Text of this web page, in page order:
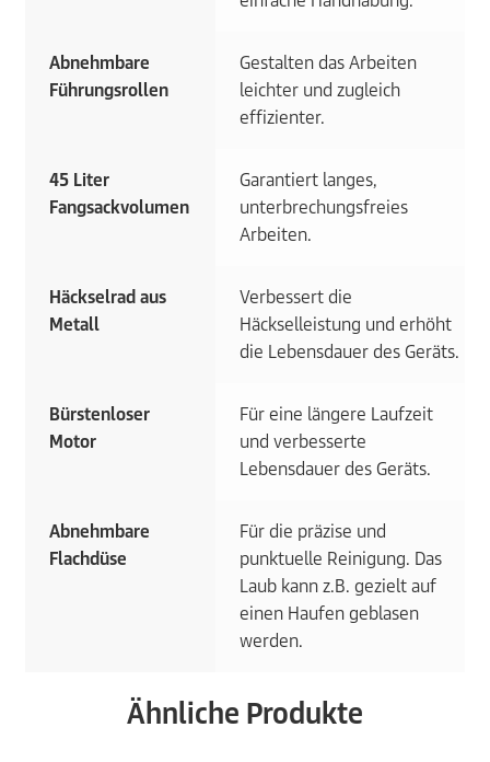
Abnehmbare
Führungsrollen
Gestalten das Arbeiten
leichter und zugleich
effizienter.
45 Liter
Fangsackvolumen
Garantiert langes,
unterbrechungsfreies
Arbeiten.
Häckselrad aus
Metall
Verbessert die
Häckselleistung und erhöht
die Lebensdauer des Geräts.
Bürstenloser
Motor
Für eine längere Laufzeit
und verbesserte
Lebensdauer des Geräts.
Abnehmbare
Flachdüse
Für die präzise und
punktuelle Reinigung. Das
Laub kann z.B. gezielt auf
einen Haufen geblasen
werden.
Ähnliche Produkte